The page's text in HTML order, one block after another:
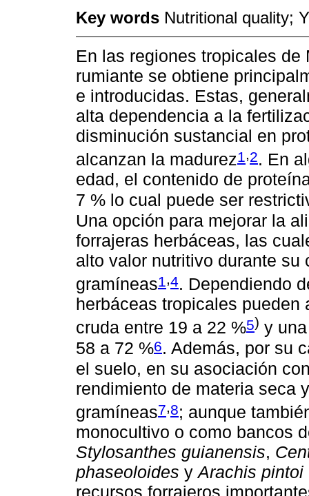
Key words Nutritional quality;
En las regiones tropicales
rumiante se obtiene
e introducidas. Estas,
alta dependencia a la
disminución sustancial en
alcanzan la madurez1,2. En
edad, el contenido de
7 % lo cual puede ser
Una opción para mejorar la
forrajeras herbáceas, las
alto valor nutritivo durante
gramíneas1 4. Dependiendo
herbáceas tropicales
cruda entre 19 a 22 %5) y
58 a 72 %6. Además, por su
el suelo, en su asociación
rendimiento de materia seca
gramíneas7 8; aunque
monocultivo o como bancos
Stylosanthes guianensis,
phaseoloides yArachis pintoi
recursos forrajeros